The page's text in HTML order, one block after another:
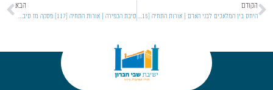
הקודם
היחס בין המלאכים לבני האדם | אורות התחיה [115] פסקה מו
הבא
סיבת הכפירה | אורות התחיה [117] פסקה מז סיבת הכפירה